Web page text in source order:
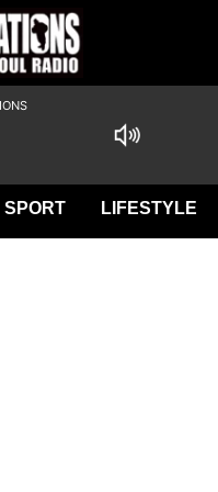
SPORT LIFESTYLE